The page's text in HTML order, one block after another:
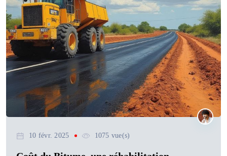
10 févr. 2025 1075 vue(s)